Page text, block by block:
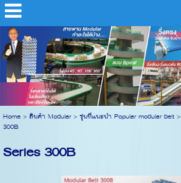
Home> สินค้า Modular> รุ่นที่แนะนำ Popular modular belt>
300B
Series 300B